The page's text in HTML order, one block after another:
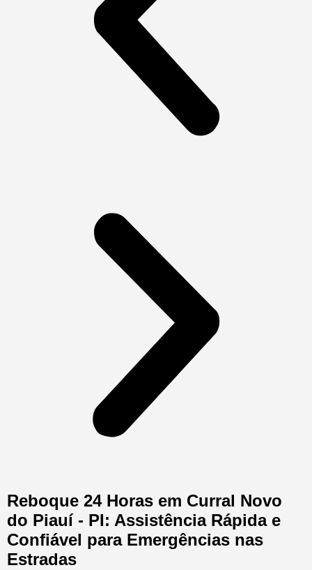
Reboque 24 Horas em Curral Novo
do Piauí - PI: Assistência Rápida e
Confiável para Emergências nas
Estradas